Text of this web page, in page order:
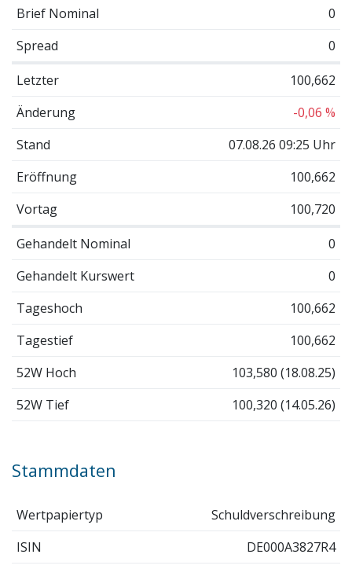
Brief Nominal
0
Spread
0
Letzter
100,662
Änderung
-0,06 %
Stand
07.08.26 09:25 Uhr
Eröffnung
100,662
Vortag
100,720
Gehandelt Nominal
0
Gehandelt Kurswert
0
Tageshoch
100,662
Tagestief
100,662
52W Hoch
103,580 (18.08.25)
52W Tief
100,320 (14.05.26)
Stammdaten
Wertpapiertyp
Schuldverschreibung
ISIN
DE000A3827R4